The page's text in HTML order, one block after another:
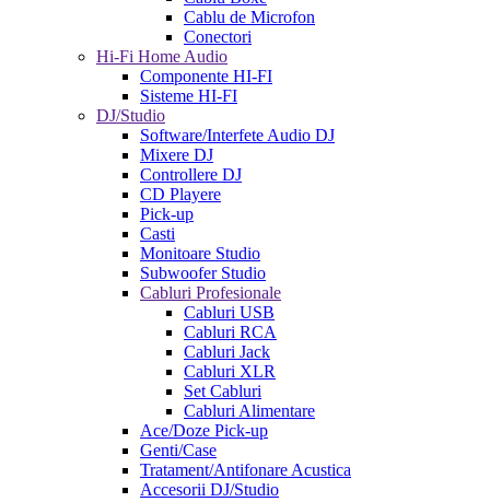
Cablu de Microfon
Conectori
Hi-Fi Home Audio
Componente HI-FI
Sisteme HI-FI
DJ/Studio
Software/Interfete Audio DJ
Mixere DJ
Controllere DJ
CD Playere
Pick-up
Casti
Monitoare Studio
Subwoofer Studio
Cabluri Profesionale
Cabluri USB
Cabluri RCA
Cabluri Jack
Cabluri XLR
Set Cabluri
Cabluri Alimentare
Ace/Doze Pick-up
Genti/Case
Tratament/Antifonare Acustica
Accesorii DJ/Studio